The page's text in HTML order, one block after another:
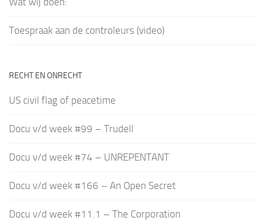
Toespraak aan de controleurs (video)
RECHT EN ONRECHT
US civil flag of peacetime
Docu v/d week #99 – Trudell
Docu v/d week #74 – UNREPENTANT
Docu v/d week #166 – An Open Secret
Docu v/d week #11.1 – The Corporation